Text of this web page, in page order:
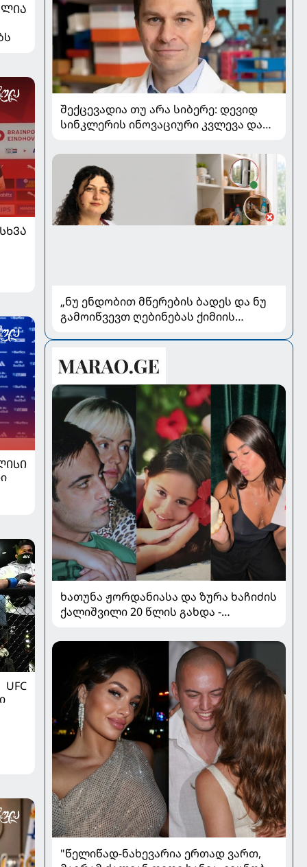
UFC
შექცევადია თუ არა სიბერე: დევიდ
სინკლერის ინოვაციური კვლევა და
„ნუ ენდობით მწერების ბადეს და ნუ
გამოიწვევთ ღებინებას ქიმიის
პედიატრ სალომე ახვლედიანის
რჩევები
ხათუნა ჟორდანიასა და ზურა ხაჩიძის
ქალიშვილი 20 წლის გახდა -
სოციალურ ქსელში
"წელიწად-ნახევარია ერთად ვართ,